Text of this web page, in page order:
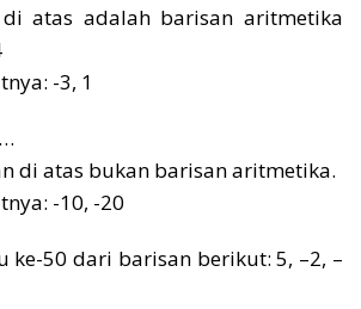
atas adalah barisan aritmetika
-3, 1
di atas bukan barisan aritmetika.
-10, -20
ke-50 dari barisan berikut: 5, –2, –